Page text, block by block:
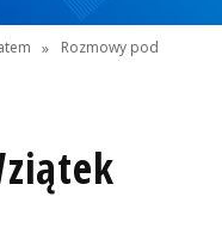
»
Rozmowy pod